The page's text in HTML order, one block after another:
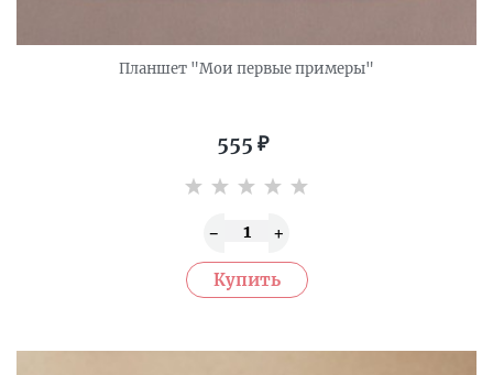
Планшет "Мои первые примеры"
555 ₽